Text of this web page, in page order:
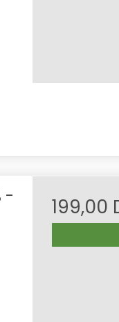
-
199,00